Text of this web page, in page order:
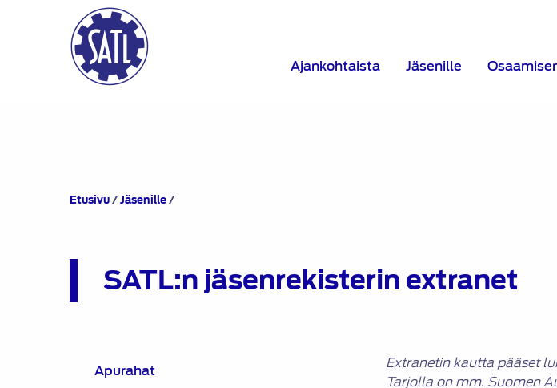
Ajankohtaista Jäsenille
Etusivu/Jäsenille/SATL:n
SATL:n jäsenrekisterin extranet
Apurahat
Extranetin kautta pääset
Tarjolla on mm. Suomen